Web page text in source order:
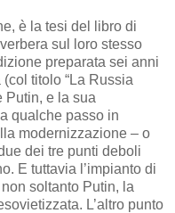
è la tesi del libro di
sul loro stesso
preparata sei anni
titolo “La Russia
Putin, e la sua
qualche passo in
modernizzazione – o
dei tre punti deboli
E tuttavia l’impianto di
soltanto Putin, la
L’altro punto